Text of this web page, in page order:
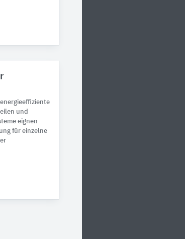
und
eignen
für einzelne